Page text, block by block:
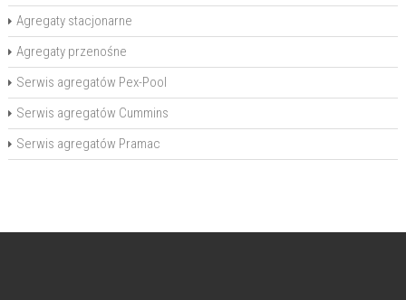
Agregaty stacjonarne
Agregaty przenośne
Serwis agregatów Pex-Pool
Serwis agregatów Cummins
Serwis agregatów Pramac